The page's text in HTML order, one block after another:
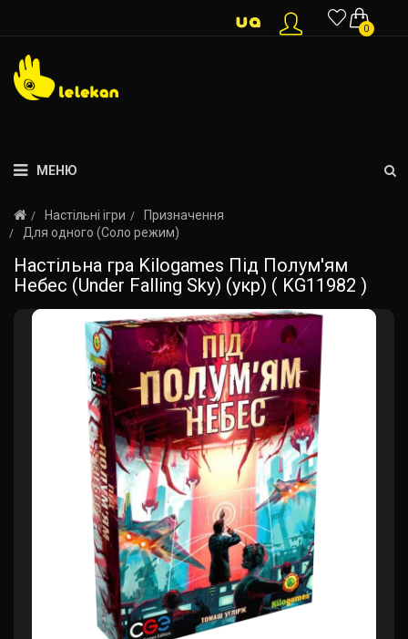
0
МЕНЮ
Настільні ігри
Призначення
Для одного (Соло режим)
Настільна гра Kilogames Під Полум'ям
Небес (Under Falling Sky) (укр) ( KG11982 )